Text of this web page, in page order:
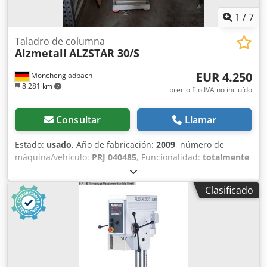
1 /7
Mönchengladbach
8.281 km
Taladro de columna
Alzmetall ALZSTAR 30/S
EUR 4.250
precio fijo IVA no incluído
Consultar Llamar
Estado: usado, Año de fabricación: 2009, número de
máquina/vehículo: PRJ 040485, Funcionalidad: totalmente
, velocidad de giro (máx.):
de rotación (mín.):225 rpm, peso total:260 kg,
Equipamiento:
, La ALZMETALL ALZSTAR 30/S
es una taladradora de columna robusta, precisa y
duradera, especialmente adecuada para talleres
artesanales, formación profesional y entornos industriales.
Pertenece a la línea "Start-Up" de Alzmetall, que se
caracteriza por su precio competitivo, pero que sigue
Clasificado